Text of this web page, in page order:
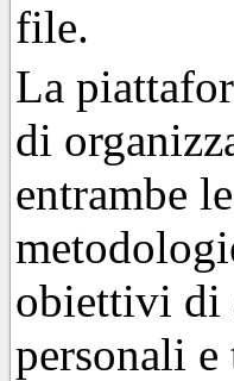
file.
La
di
entrambe
obiettivi di
personali